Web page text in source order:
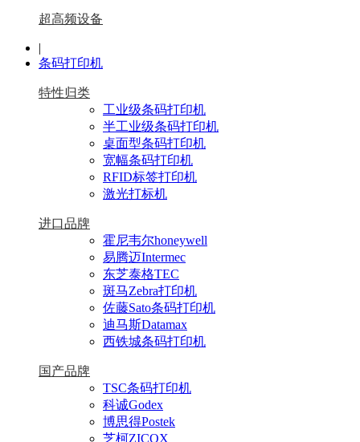
超高频设备
|
条码打印机
特性归类
工业级条码打印机
半工业级条码打印机
桌面型条码打印机
宽幅条码打印机
RFID标签打印机
激光打标机
进口品牌
霍尼韦尔honeywell
易腾迈Intermec
东芝泰格TEC
斑马Zebra打印机
佐藤Sato条码打印机
迪马斯Datamax
西铁城条码打印机
国产品牌
TSC条码打印机
科诚Godex
博思得Postek
芝柯ZICOX